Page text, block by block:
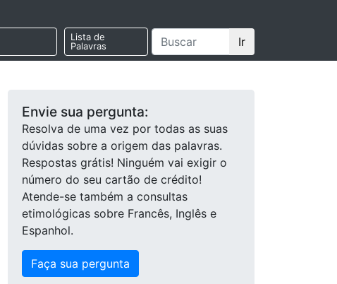
Lista de
Palavras
Ir
Envie sua pergunta:
Resolva de uma vez por todas as suas
dúvidas sobre a origem das palavras.
Respostas grátis! Ninguém vai exigir o
número do seu cartão de crédito!
Atende-se também a consultas
etimológicas sobre Francês, Inglês e
Espanhol.
Faça sua pergunta